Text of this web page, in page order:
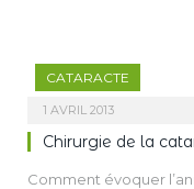
CATARACTE
1 AVRIL 2013
Chirurgie de la
Comment évoquer